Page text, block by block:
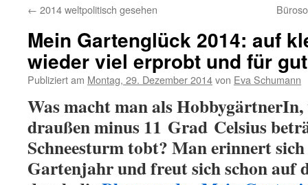
← 2014 weltpolitisch gesehen
Mein Gartenglück 2014: auf
wieder viel erprobt und für
Publiziert am Montag, 29. Dezember 2014von Eva Schumann
Was macht man als
draußen minus 11 Grad Celsius
Schneesturm tobt? Man erinnert
Gartenjahr und freut sich schon auf